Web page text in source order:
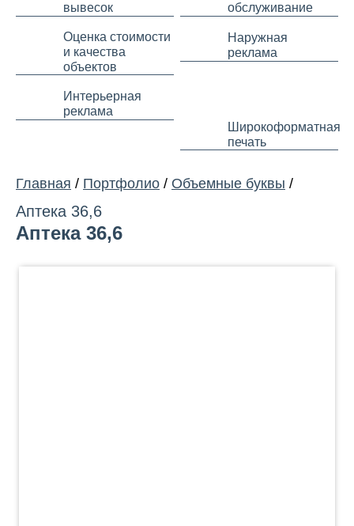
вывесок
обслуживание
Оценка стоимости
и качества
объектов
Наружная
реклама
Интерьерная
реклама
Широкоформатная
печать
Главная / Портфолио / Объемные буквы /
Аптека 36,6
Аптека 36,6